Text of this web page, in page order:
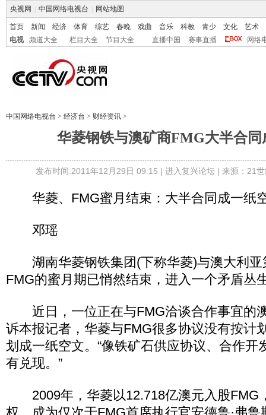
央视网 中国网络电视台 网站地图
首页 新闻 经济 体育 综艺 春晚 戏曲 音乐 科教 青少 文化
艺术
电视
频道大全 栏目大全 节目大全 直播中国 赛事直播 网络
中国网络电视台 > 经济台 > 财经资讯 >
华菱钢铁与澳矿商FMG大半合同
发布时间:2011年12月29日 09:15 | 进入复兴论坛| 来源：21
华菱、FMG蜜月结束：大半合同成一纸
邓瑶
湖南华菱钢铁集团(下称华菱)与澳大利亚
FMG的蜜月期已悄然结束，进入一个矛盾丛
近日，一位正在与FMG洽谈合作事宜的
诉本报记者，华菱与FMG很多协议没有按计
划成一纸空文。“像铁矿石供应协议、合作开
有兑现。”
2009年，华菱以12.718亿澳元入股FMG